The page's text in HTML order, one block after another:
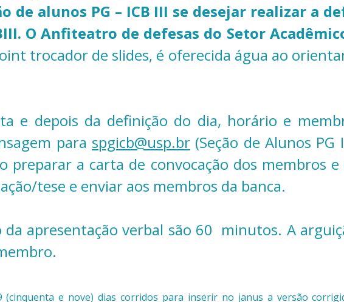
de alunos PG – ICB III se desejar realizar a
OAnfiteatro de defesas do Setor
trocador de slides, é oferecida água ao
e depois da definição do dia, horário e
para spgicb@usp.br(Seção de Alunos PG
preparar a carta de convocação dos membros
tese e enviar aos membros da banca.
apresentação verbal são 60 minutos. A
e nove) dias corridos para inserir no janus a versão